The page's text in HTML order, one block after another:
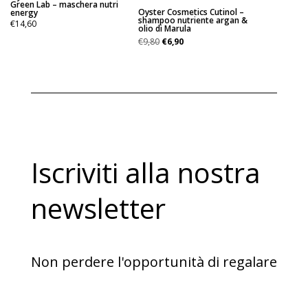
Green Lab – maschera nutri
energy
€14,60
Oyster Cosmetics Cutinol –
shampoo nutriente argan &
olio di Marula
€9,80 Il
€9,80.
€6,90Il
€6,90.
Iscriviti alla nostra
newsletter
Non perdere l'opportunità di regalare